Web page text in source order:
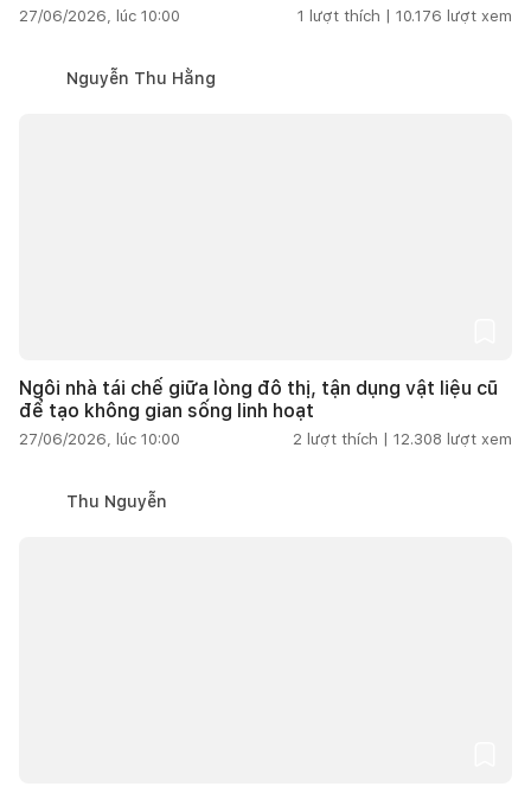
27/06/2026, lúc 10:00 1 lượt thích | 10.176 lượt xem
Nguyễn Thu Hằng
Ngôi nhà tái chế giữa lòng đô thị, tận dụng vật liệu cũ
để tạo không gian sống linh hoạt
27/06/2026, lúc 10:00 2 lượt thích | 12.308 lượt xem
Thu Nguyễn